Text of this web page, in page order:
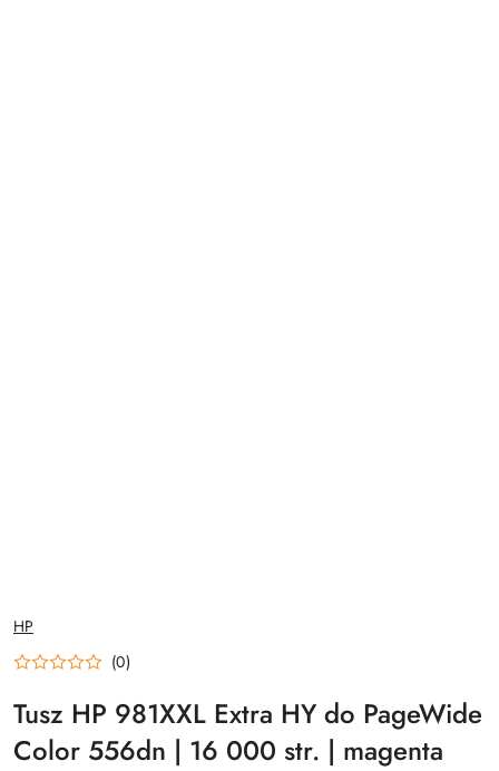
NAZWA
PRODUCENTA:
HP
(0)
Tusz HP 981XXL Extra HY do PageWide
Color 556dn | 16 000 str. | magenta